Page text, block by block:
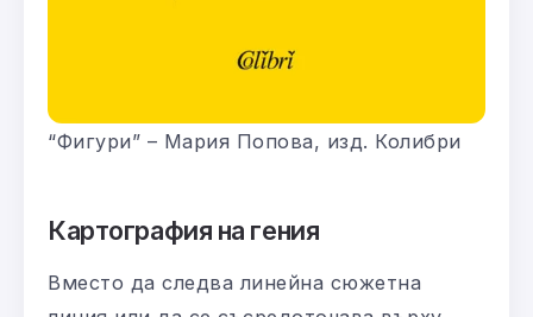
“Фигури” – Мария Попова, изд. Колибри
Картография на гения
Вместо да следва линейна сюжетна